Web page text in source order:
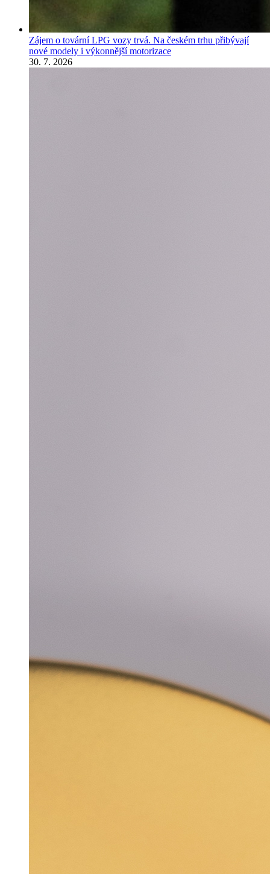
Zájem o tovární LPG vozy trvá. Na českém trhu přibývají
nové modely i výkonnější motorizace
30. 7. 2026